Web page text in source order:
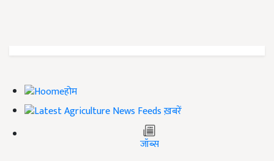
होम
ख़बरें
जॉब्स